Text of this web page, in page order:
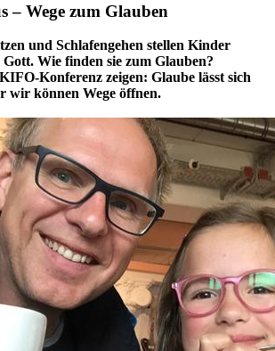
– Wege zum Glauben
und Schlafengehen stellen Kinder
Wie finden sie zum Glauben?
Konferenz zeigen: Glaube lässt sich
wir können Wege öffnen.